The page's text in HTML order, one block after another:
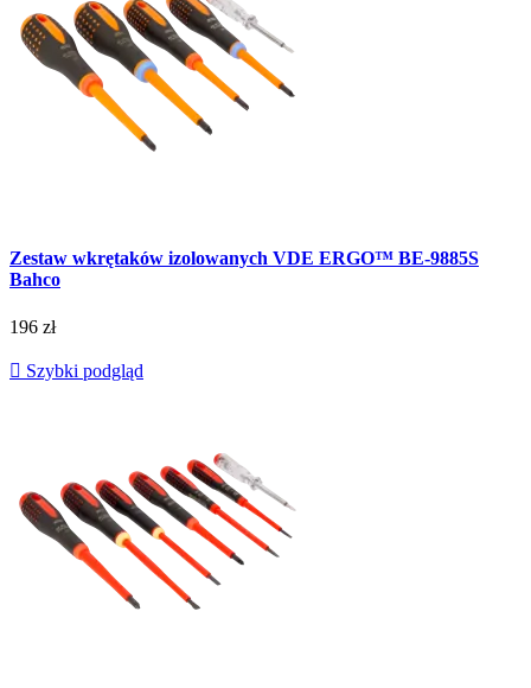
Zestaw wkrętaków izolowanych VDE ERGO™ BE-9885S
Bahco
196 zł
 Szybki podgląd